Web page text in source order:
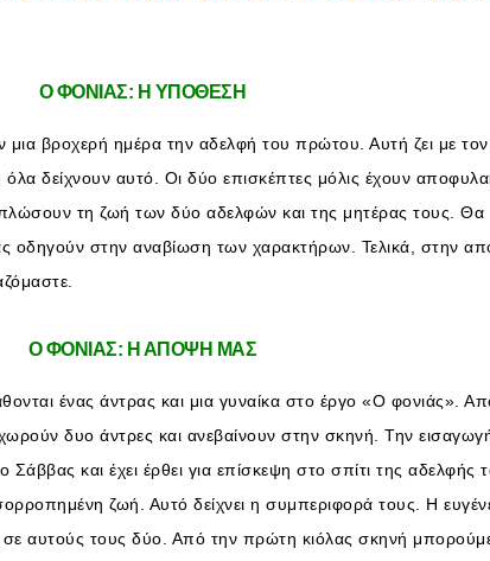
Ο ΦΟΝΙΑΣ: Η ΥΠΟΘΕΣΗ
βροχερή ημέρα την αδελφή του πρώτου. Αυτή ζει με
δείχνουν αυτό. Οι δύο επισκέπτες μόλις έχουν
τη ζωή των δύο αδελφών και της μητέρας τους. Θα
οδηγούν στην αναβίωση των χαρακτήρων. Τελικά, στην
Ο ΦΟΝΙΑΣ: Η ΑΠΟΨΗ ΜΑΣ
ένας άντρας και μια γυναίκα στο έργο «Ο φονιάς».
δυο άντρες και ανεβαίνουν στην σκηνή. Την
και έχει έρθει για επίσκεψη στο σπίτι της αδελφής
ζωή. Αυτό δείχνει η συμπεριφορά τους. Η
σε αυτούς τους δύο. Από την πρώτη κιόλας σκηνή